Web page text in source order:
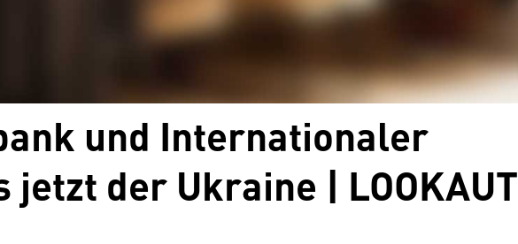
und Internationaler
der Ukraine | LOOKAUT